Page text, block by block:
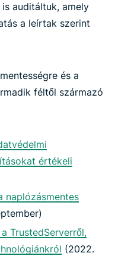
auditáltuk, amely
a leírtak szerint
és a
féltől származó
értékeli
naplózásmentes
TrustedServerről,
(2022.